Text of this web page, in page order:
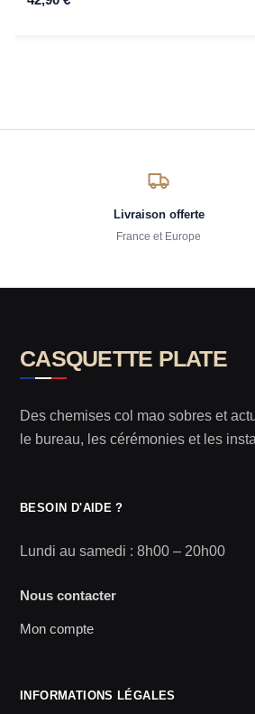
Livraison offerte
France et Europe
CASQUETTE PLATE
Des chemises col mao sobres et
le bureau, les cérémonies et les
BESOIN D'AIDE ?
Lundi au samedi : 8h00 – 20h00
Nous contacter
Mon compte
INFORMATIONS LÉGALES